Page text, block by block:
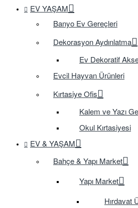
EV YAŞAM
Banyo Ev Gereçleri
Dekorasyon Aydınlatma
Ev Dekoratif
Evcil Hayvan Ürünleri
Kırtasiye Ofis
Kalem ve Yazı
Okul Kırtasiyesi
EV & YAŞAM
Bahçe & Yapı Market
Yapı Market
Hırdavat